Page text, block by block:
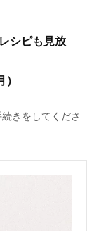
シピも見放
きをしてくださ